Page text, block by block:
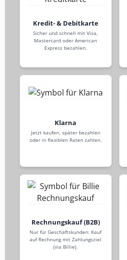
Kredit- & Debitkarte
Sicher und schnell mit Visa,
Mastercard oder American
Express bezahlen.
Klarna
Jetzt kaufen, später bezahlen
oder in flexiblen Raten zahlen.
Rechnungskauf (B2B)
Nur für Geschäftskunden: Kauf
auf Rechnung mit Zahlungsziel
(via Billie).